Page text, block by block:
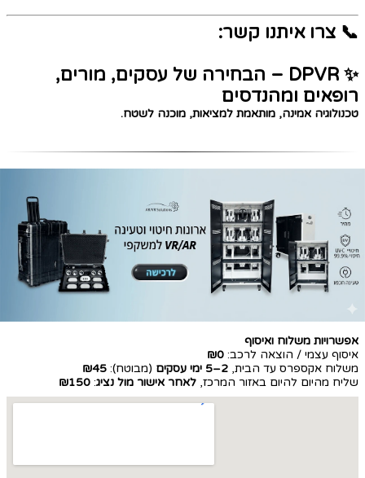
📞 צרו איתנו קשר:
​​​​​​​✨ DPVR – הבחירה של עסקים, מורים,
רופאים ומהנדסים
טכנולוגיה אמינה, מותאמת למציאות, מוכנה לשטח.
אפשרויות משלוח ואיסוף
איסוף עצמי / הוצאה לרכב: ₪0
משלוח אקספרס עד הבית, 2–5 ימי עסקים (מבוטח): ₪45
שליח מהיום להיום באזור המרכז, לאחר אישור מול נציג:
₪150